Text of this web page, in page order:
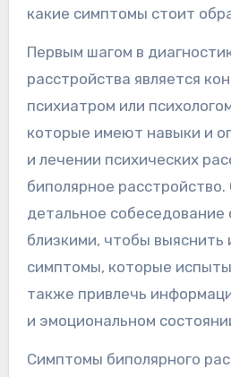
какие симптомы стоит
Первым шагом в
расстройства является
психиатром или
которые имеют навыки и
и лечении психических
биполярное
детальное собеседование
близкими, чтобы выяснить
симптомы, которые
также привлечь
и эмоциональном
Симптомы биполярного